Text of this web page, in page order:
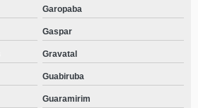
Garopaba
Gaspar
Gravatal
Guabiruba
Guaramirim